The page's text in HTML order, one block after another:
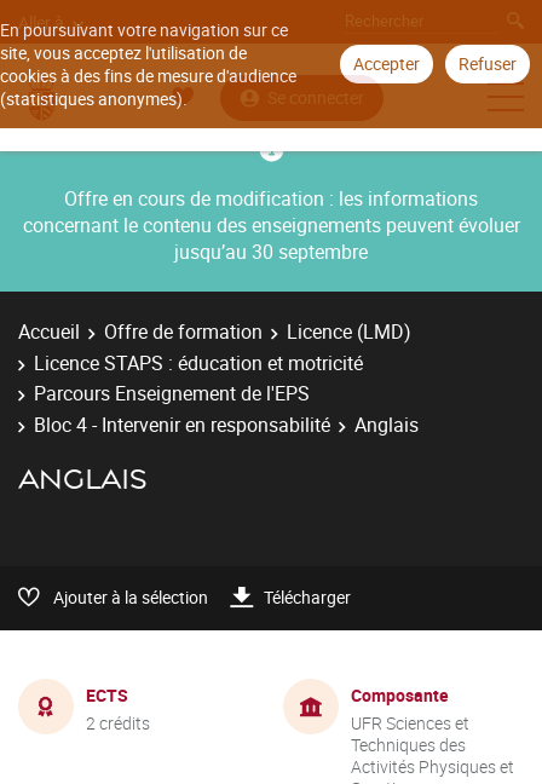
En poursuivant votre navigation sur ce
site, vous acceptez l'utilisation de
cookies à des fins de mesure d'audience
(statistiques anonymes).
Accepter Refuser
Aller à
Se connecter
Offre en cours de modification : les informations
concernant le contenu des enseignements peuvent évoluer
jusqu’au 30 septembre
Accueil Offre de formation
Licence (LMD)
Licence STAPS : éducation et motricité
Parcours Enseignement de l'EPS
Bloc 4 - Intervenir en responsabilité
Anglais
ANGLAIS
Ajouter à la sélection Télécharger
ECTS
2 crédits
Composante
UFR Sciences et
Techniques des
Activités Physiques et